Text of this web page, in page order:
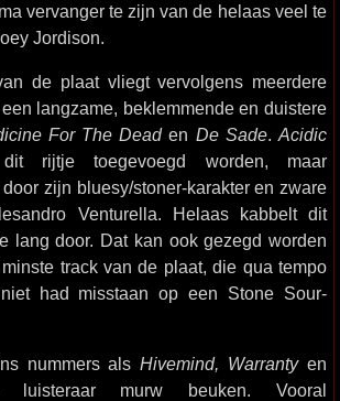
vervanger te zijn van de helaas veel te
Jordison.
de plaat vliegt vervolgens meerdere
langzame, beklemmende en duistere
For The Deaden De Sade.Acidic
rijtje toegevoegd worden, maar
zijn bluesy/stoner-karakter en zware
Venturella. Helaas kabbelt dit
lang door. Dat kan ook gezegd worden
track van de plaat, die qua tempo
had misstaan op een Stone Sour-
nummers alsHivemind, Warrantyen
murw beuken. Vooral